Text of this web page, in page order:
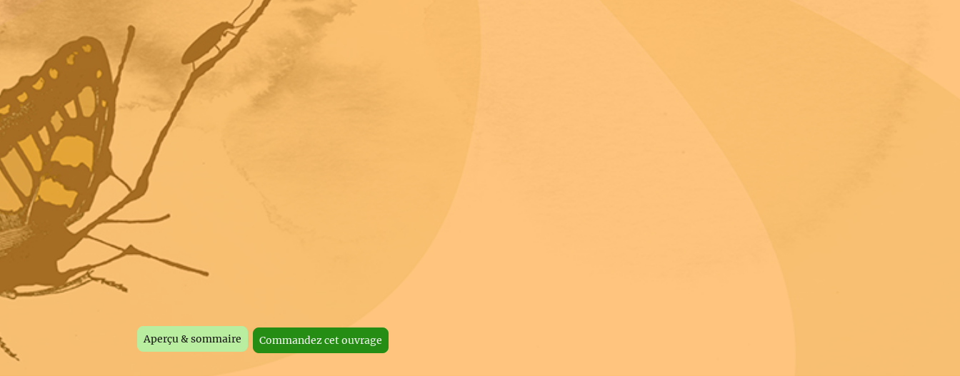
Aperçu & sommaire Commandez cet ouvrage